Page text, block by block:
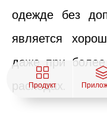
одежде без
является
даже при более
расходах.
Продукт